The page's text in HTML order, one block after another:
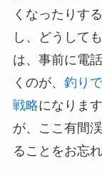
くなったりす
し、どうして
は、事前に電
くのが、 釣り
戦略になりま
が、ここ有間
ることをお忘